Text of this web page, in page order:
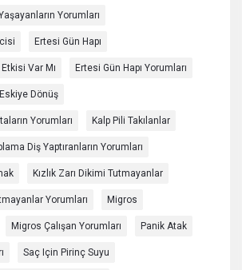
Yorumları
Ertesi Gün Hapı
Var Mı Ertesi Gün Hapı Yorumları
Dönüş
Yorumları Kalp Pili Takılanlar
Diş Yaptıranların Yorumları
Kızlık Zarı Dikimi Tutmayanlar
Yorumları Migros
Migros Çalışan Yorumları Panik Atak
Saç Için Pirinç Suyu